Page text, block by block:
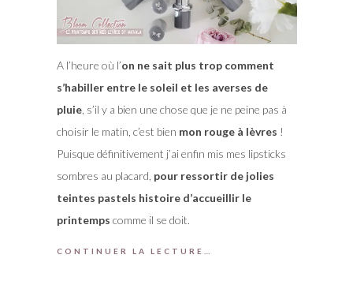
A l’heure où l’on ne sait plus trop comment
s’habiller entre le soleil et les averses de
pluie, s’il y a bien une chose que je ne peine pas à
choisir le matin, c’est bien mon rouge à lèvres !
Puisque définitivement j’ai enfin mis mes lipsticks
sombres au placard, pour ressortir de jolies
teintes pastels histoire d’accueillir le
printemps comme il se doit.
CONTINUER LA LECTURE…